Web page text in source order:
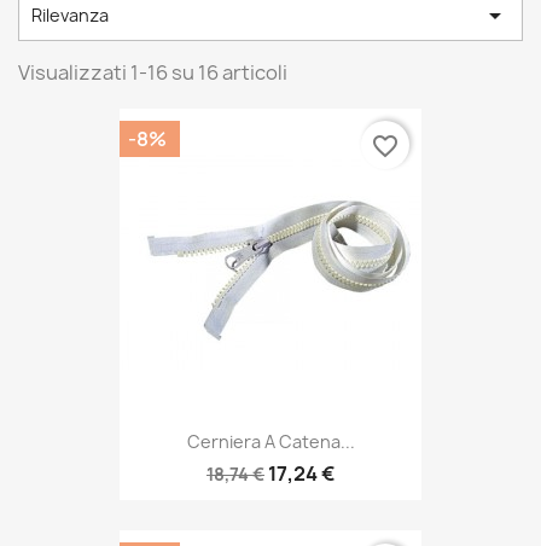
Rilevanza 
Visualizzati 1-16 su 16 articoli
Cerniera A Catena...
18,74 € 17,24 €
-8% favorite_border